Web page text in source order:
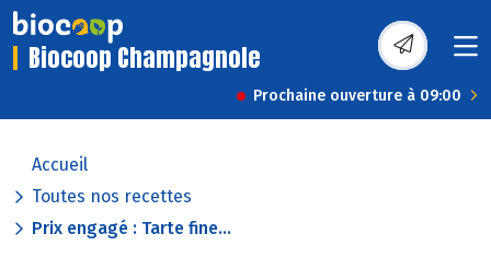
Biocoop Champagnole
Prochaine ouverture à 09:00
Accueil
Toutes nos recettes
Prix engagé : Tarte fine...